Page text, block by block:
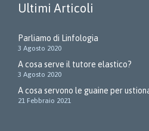
Ultimi Articoli
Parliamo di Linfologia
3 Agosto 2020
A cosa serve il tutore elastico?
3 Agosto 2020
A cosa servono le guaine per
21 Febbraio 2021